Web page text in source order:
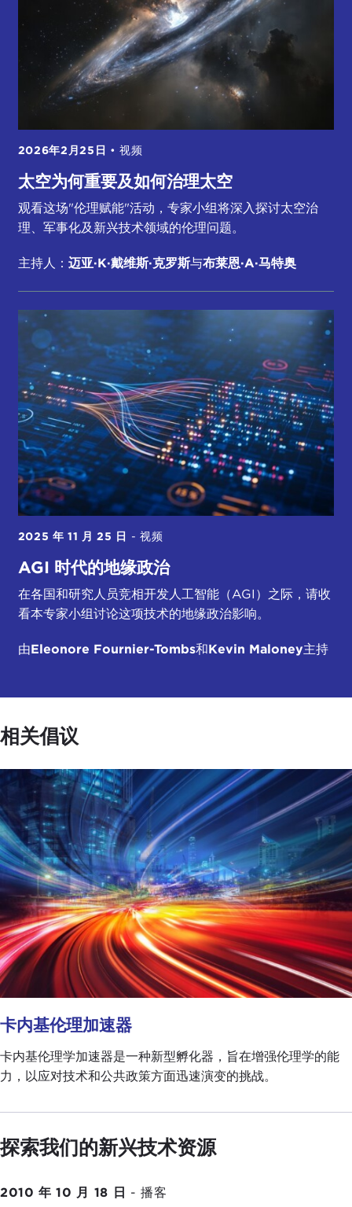
2026年2月25日 • 视频
太空为何重要及如何治理太空
观看这场"伦理赋能"活动，专家小组将深入探讨太空治
理、军事化及新兴技术领域的伦理问题。
主持人： 迈亚·K·戴维斯·克罗斯与布莱恩·A·马特奥
2025 年 11 月 25 日 - 视频
AGI 时代的地缘政治
在各国和研究人员竞相开发人工智能（AGI）之际，请收
看本专家小组讨论这项技术的地缘政治影响。
由Eleonore Fournier-Tombs和Kevin Maloney主持
相关倡议
卡内基伦理加速器
卡内基伦理学加速器是一种新型孵化器，旨在增强伦理学的能
力，以应对技术和公共政策方面迅速演变的挑战。
探索我们的新兴技术资源
2010 年 10 月 18 日 - 播客